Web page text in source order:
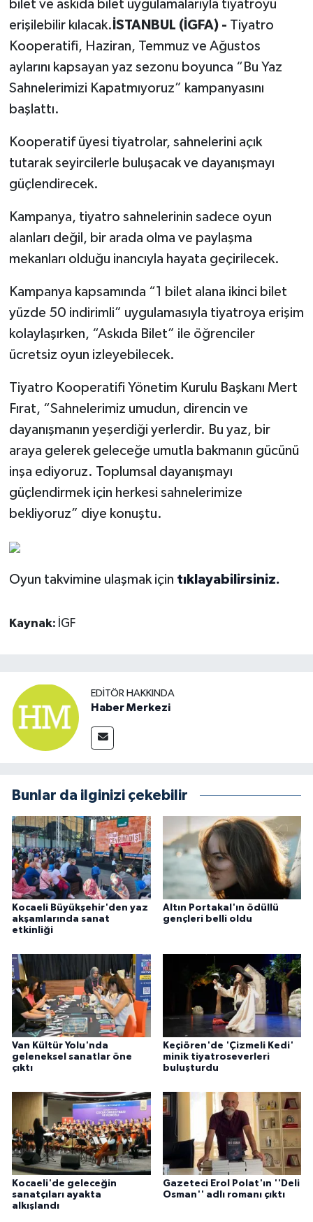
bilet ve askıda bilet uygulamalarıyla tiyatroyu
erişilebilir kılacak. İSTANBUL (İGFA) - Tiyatro
Kooperatifi, Haziran, Temmuz ve Ağustos
aylarını kapsayan yaz sezonu boyunca “Bu Yaz
Sahnelerimizi Kapatmıyoruz” kampanyasını
başlattı.
Kooperatif üyesi tiyatrolar, sahnelerini açık
tutarak seyircilerle buluşacak ve dayanışmayı
güçlendirecek.
Kampanya, tiyatro sahnelerinin sadece oyun
alanları değil, bir arada olma ve paylaşma
mekanları olduğu inancıyla hayata geçirilecek.
Kampanya kapsamında “1 bilet alana ikinci bilet
yüzde 50 indirimli” uygulamasıyla tiyatroya erişim
kolaylaşırken, “Askıda Bilet” ile öğrenciler
ücretsiz oyun izleyebilecek.
Tiyatro Kooperatifi Yönetim Kurulu Başkanı Mert
Fırat, “Sahnelerimiz umudun, direncin ve
dayanışmanın yeşerdiği yerlerdir. Bu yaz, bir
araya gelerek geleceğe umutla bakmanın gücünü
inşa ediyoruz. Toplumsal dayanışmayı
güçlendirmek için herkesi sahnelerimize
bekliyoruz” diye konuştu.
Oyun takvimine ulaşmak için tıklayabilirsiniz.
Kaynak: İGF
EDITÖR HAKKINDA
Haber Merkezi
Bunlar da ilginizi çekebilir
Kocaeli Büyükşehir'den yaz
akşamlarında sanat
etkinliği
Altın Portakal'ın ödüllü
gençleri belli oldu
Van Kültür Yolu'nda
geleneksel sanatlar öne
çıktı
Keçiören'de 'Çizmeli Kedi'
minik tiyatroseverleri
buluşturdu
Kocaeli'de geleceğin
sanatçıları ayakta
alkışlandı
Gazeteci Erol Polat'ın ''Deli
Osman'' adlı romanı çıktı